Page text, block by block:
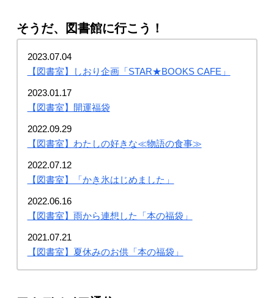
そうだ、図書館に行こう！
2023.07.04
【図書室】しおり企画「STAR★BOOKS CAFE」
2023.01.17
【図書室】開運福袋
2022.09.29
【図書室】わたしの好きな≪物語の食事≫
2022.07.12
【図書室】「かき氷はじめました」
2022.06.16
【図書室】雨から連想した「本の福袋」
2021.07.21
【図書室】夏休みのお供「本の福袋」